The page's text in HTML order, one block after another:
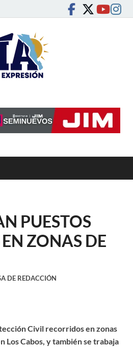
PUESTOS
ZONAS DE
DE REDACCIÓN
Civil recorridos en zonas
Los Cabos, y tambiénse trabaja